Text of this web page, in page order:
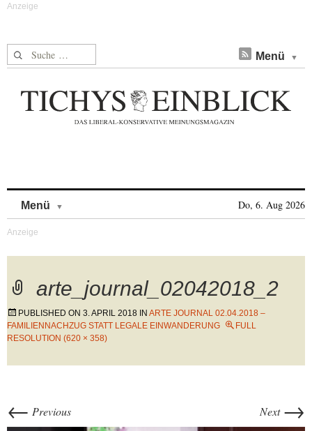
Suche nach: Menü
Menü Do, 6. Aug 2026
arte_journal_02042018_2
PUBLISHED ON 3. APRIL 2018 IN ARTE JOURNAL 02.04.2018 –
FAMILIENNACHZUG STATT LEGALE EINWANDERUNG
FULL
RESOLUTION (620 × 358)
← Previous Next →